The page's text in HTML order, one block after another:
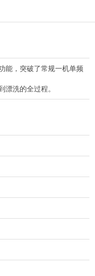
能，突破了常规一机单频
洗的全过程。